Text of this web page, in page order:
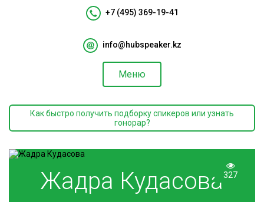
+7 (495) 369-19-41
info@hubspeaker.kz
Меню
Как быстро получить подборку спикеров или узнать
гонорар?
327
Жадра Кудасова